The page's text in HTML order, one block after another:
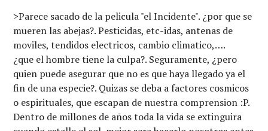
>Parece sacado de la pelicula "el Incidente". ¿por que se
mueren las abejas?. Pesticidas, etc-idas, antenas de
moviles, tendidos electricos, cambio climatico,….
¿que el hombre tiene la culpa?. Seguramente, ¿pero
quien puede asegurar que no es que haya llegado ya el
fin de una especie?. Quizas se deba a factores cosmicos
o espirituales, que escapan de nuestra comprension :P.
Dentro de millones de años toda la vida se extinguira